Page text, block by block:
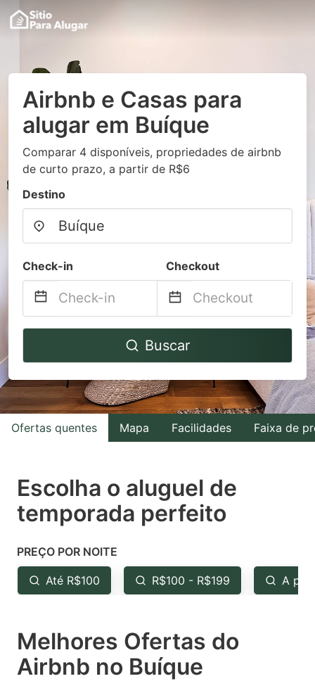
Airbnb e Casas para
alugar em Buíque
Comparar 4 disponíveis, propriedades de airbnb
de curto prazo, a partir de R$6
Destino
Check-in Checkout
Navigate
to
interact
with
the
select
a
Press
the
question
key
to
Navigate
to
interact
with
the
select
a
the
question
key
to
Buscar
Ofertas quentes Mapa Facilidades Faixa de
Escolha o aluguel de
temporada perfeito
PREÇO POR NOITE
Até R$100 R$100 - R$199 A
Melhores Ofertas do
Airbnb no Buíque